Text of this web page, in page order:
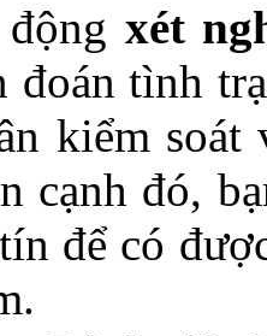
xét
đoán tình
kiểm
cạnh đó,
để có